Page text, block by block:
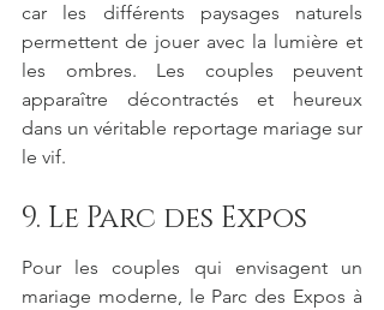
car les différents paysages naturels
permettent de jouer avec la lumière et
les ombres. Les couples peuvent
apparaître décontractés et heureux
dans un véritable reportage mariage sur
le vif.
9. Le Parc des Expos
Pour les couples qui envisagent un
mariage moderne, le Parc des Expos à